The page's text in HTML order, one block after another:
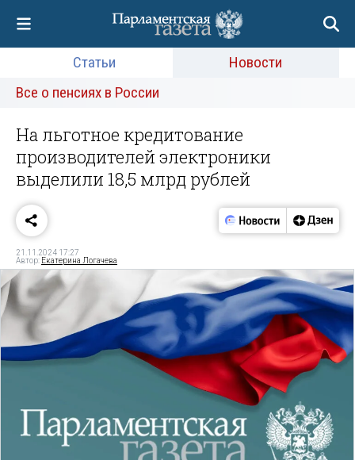
Статьи
Новости
Все о пенсиях в России
На льготное кредитование
производителей электроники
выделили 18,5 млрд рублей
21.11.2024 17:27
Автор: Екатерина Логачева